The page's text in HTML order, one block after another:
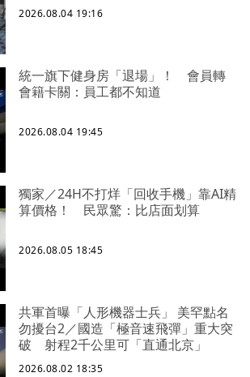
2026.08.04 19:16
統一旗下健身房「退場」！ 會員轉
會籍卡關：員工都不知道
2026.08.04 19:45
獨家／24H不打烊「回收手機」靠AI精
算價格！ 民眾驚：比店面划算
2026.08.05 18:45
共軍首曝「人形機器士兵」 美罕點名
勿擾台2／國造「極音速飛彈」重大突
破 射程2千公里可「直通北京」
2026.08.02 18:35